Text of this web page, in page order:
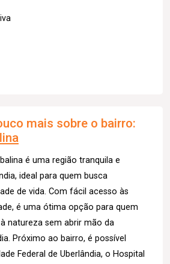
mais sobre o bairro:
é uma região tranquila e
ideal para quem busca
de vida. Com fácil acesso às
é uma ótima opção para quem
natureza sem abrir mão da
Próximo ao bairro, é possível
Federal de Uberlândia, o Hospital